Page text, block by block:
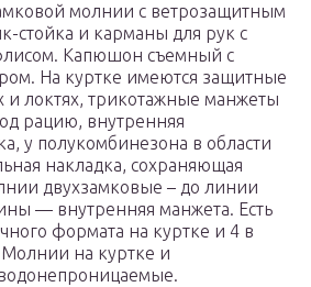
молнии с ветрозащитным
стойка и карманы для рук с
Капюшон съемный с
На куртке имеются защитные
и локтях, трикотажные манжеты
рацию, внутренняя
у полукомбинезона в области
накладка, сохраняющая
двухзамковые – до линии
— внутренняя манжета. Есть
формата на куртке и 4 в
на куртке и